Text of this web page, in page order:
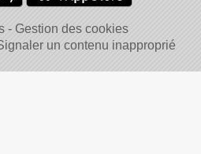
Gestion des cookies
un contenu inapproprié